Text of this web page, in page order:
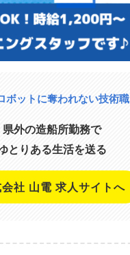
ボットに奪われない技術職
県外の造船所勤務で
とりある生活を送る
社 山電 求人サイトへ